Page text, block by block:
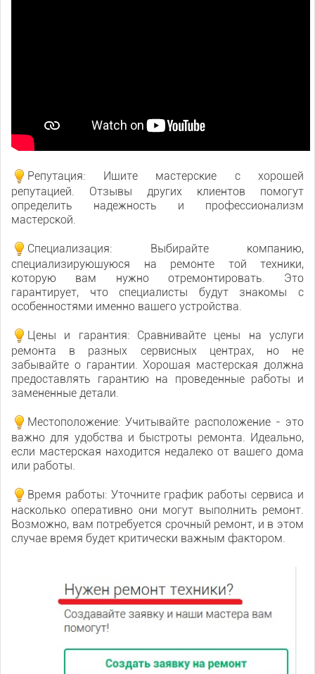
Репутация: Ищите мастерские с хорошей
репутацией. Отзывы других клиентов помогут
определить надежность и профессионализм
мастерской.
Специализация: Выбирайте компанию,
специализирующуюся на ремонте той техники,
которую вам нужно отремонтировать. Это
гарантирует, что специалисты будут знакомы с
особенностями именно вашего устройства.
Цены и гарантия: Сравнивайте цены на услуги
ремонта в разных сервисных центрах, но не
забывайте о гарантии. Хорошая мастерская должна
предоставлять гарантию на проведенные работы и
замененные детали.
Местоположение: Учитывайте расположение - это
важно для удобства и быстроты ремонта. Идеально,
если мастерская находится недалеко от вашего дома
или работы.
Время работы: Уточните график работы сервиса и
насколько оперативно они могут выполнить ремонт.
Возможно, вам потребуется срочный ремонт, и в этом
случае время будет критически важным фактором.